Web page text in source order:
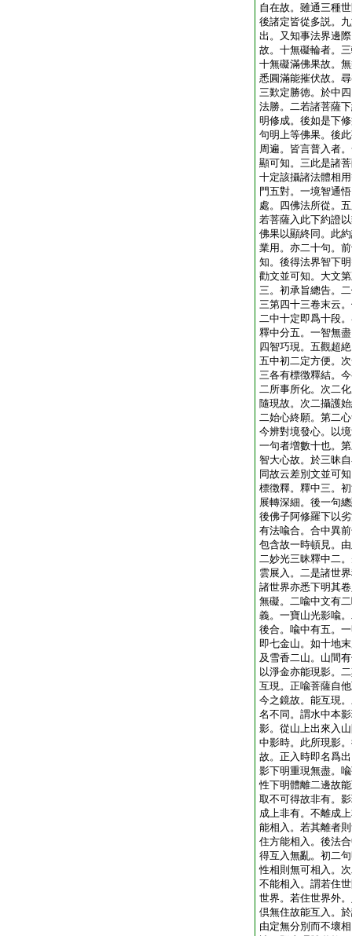
自在故。雖通三種
後諸定皆從多説。
出。又知事法界邊
故。十無礙輪者。
十無礙滿佛果故。
悉圓滿能摧伏故。
三歎定勝徳。於中
法勝。二若諸菩薩
明修成。後如是下
句明上等佛果。後
周遍。皆言普入者
顯可知。三此是諸
十定該攝諸法體相
門五對。一境智通
處。四佛法所從。
若菩薩入此下約證
佛果以顯終同。此
業用。亦二十句。
知。後得法界智下
勸文並可知。大文
三。初承旨總告。
三第四十三卷末云
二中十定即爲十段
釋中分五。一智無
四智巧現。五觀超
五中初二定方便。
三各有標徴釋結。
二所事所化。次二
隨現故。次二攝護
二始心終願。第二
今辨對境發心。以
一句者増數十也。
智大心故。於三昧
同故云差別文並可
標徴釋。釋中三。
展轉深細。後一句
後佛子阿修羅下以
有法喩合。合中異
包含故一時頓見。
二妙光三昧釋中二
雲展入。二是諸世
諸世界亦悉下明其
無礙。二喩中文有
義。一寶山光影喩
後合。喩中有五。
即七金山。如十地
及雪香二山。山間
以淨金亦能現影。
互現。正喩菩薩自
今之鏡故。能互現
名不同。謂水中本
影。從山上出來入
中影時。此所現影
故。正入時即名爲
影下明重現無盡。
性下明體離二邊故
取不可得故非有。
成上非有。不離成
能相入。若其離者
住方能相入。後法
得互入無亂。初二
性相則無可相入。
不能相入。謂若住
世界。若住世界外
倶無住故能互入。
由定無分別而不壞